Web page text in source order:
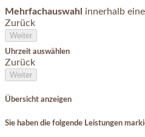
Mehrfachauswahl innerhalb
Zurück
Weiter
Uhrzeit auswählen
Zurück
Weiter
Übersicht anzeigen
Sie haben die folgende Leistungen